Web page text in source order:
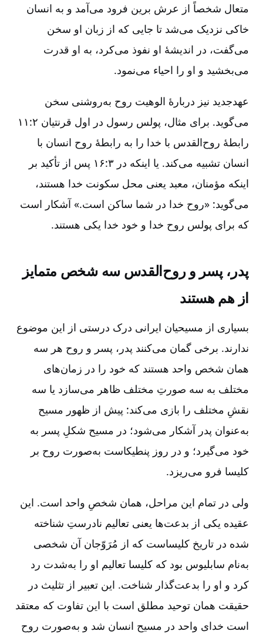
متعال شخصاً از عرش برین فرود می‌آمد و به انسان
خاکی نزدیک می‌شد تا جایی که از زبان او سخن
می‌گفت، در اندیشۀ او نفوذ می‌کرد، به او قدرت
می‌بخشید و او را احیاء می‌نمود.
عهدجدید نیز دربارۀ الوهیت روح به‌‌روشنی سخن
می‌گوید. برای مثال، پولس رسول در اول قرنتیان ۲:‏۱۱
رابطۀ روح‌القدس با خدا را به ‌‌رابطۀ روح انسان با
انسان تشبیه می‌کند. یا اینکه در ۳:‏۱۶ پس از تأکید بر
اینکه مؤمنان، معبد یعنی محل سکونت خدا هستند،
می‌گوید: «روح خدا در شما ساکن است.» آشکار است
که برای پولس روح خدا و خود خدا یکی هستند.
پدر، پسر و روح‌القدس سه شخص متمایز
از هم هستند
بسیاری از مسیحیان ایرانی درک درستی از این موضوع
ندارند. برخی گمان می‌کنند پدر، پسر و روح هر سه
همان شخص واحد هستند که خود را در زمان‌های
مختلف به سه صورتِ مختلف ظاهر می‌سازد یا سه
نقشِ مختلف را بازی می‌کند: پیش از ظهور مسیح
به‌‌عنوان پدر آشکار می‌شود؛ در مسیح شکلِ پسر به
خود می‌گیرد؛ و در روز پنطیکاست به‌‌صورت روح بر
کلیسا فرو می‌ریزد.
ولی در تمام این مراحل، همان شخصِ واحد است. این
عقیده یکی از بدعت‌ها یعنی تعالیم نادرستِ شناخته
شده در تاریخ کلیساست که از مُرَوّجان آن شخصی
به‌‌نام سابلیوس بود که کلیسا تعالیم او را به‌‌شدت رد
کرد و او را بدعت‌گذار شناخت. این تعبیر از تثلیث در
حقیقت همان توحید مطلق است با این تفاوت که معتقد
است خدای واحد در مسیح انسان شد و به‌صورت روح